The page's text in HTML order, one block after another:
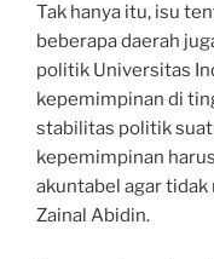
Tak hanya itu, isu
beberapa daerah
politik Universitas
kepemimpinan di
stabilitas politik
kepemimpinan
akuntabel agar
Zainal Abidin.